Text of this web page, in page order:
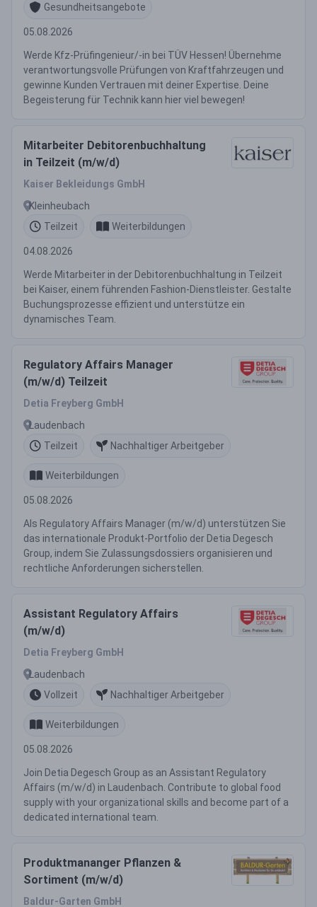
Gesundheitsangebote
05.08.2026
Werde Kfz-Prüfingenieur/-in bei TÜV Hessen! Übernehme
verantwortungsvolle Prüfungen von Kraftfahrzeugen und
gewinne Kunden Vertrauen mit deiner Expertise. Deine
Begeisterung für Technik kann hier viel bewegen!
Mitarbeiter Debitorenbuchhaltung
in Teilzeit (m/w/d)
Kaiser Bekleidungs GmbH
Kleinheubach
Teilzeit
Weiterbildungen
04.08.2026
Werde Mitarbeiter in der Debitorenbuchhaltung in Teilzeit
bei Kaiser, einem führenden Fashion-Dienstleister. Gestalte
Buchungsprozesse effizient und unterstütze ein
dynamisches Team.
Regulatory Affairs Manager
(m/w/d) Teilzeit
Detia Freyberg GmbH
Laudenbach
Teilzeit
Nachhaltiger Arbeitgeber
Weiterbildungen
05.08.2026
Als Regulatory Affairs Manager (m/w/d) unterstützen Sie
das internationale Produkt-Portfolio der Detia Degesch
Group, indem Sie Zulassungsdossiers organisieren und
rechtliche Anforderungen sicherstellen.
Assistant Regulatory Affairs
(m/w/d)
Detia Freyberg GmbH
Laudenbach
Vollzeit
Nachhaltiger Arbeitgeber
Weiterbildungen
05.08.2026
Join Detia Degesch Group as an Assistant Regulatory
Affairs (m/w/d) in Laudenbach. Contribute to global food
supply with your organizational skills and become part of a
dedicated international team.
Produktmananger Pflanzen &
Sortiment (m/w/d)
Baldur-Garten GmbH